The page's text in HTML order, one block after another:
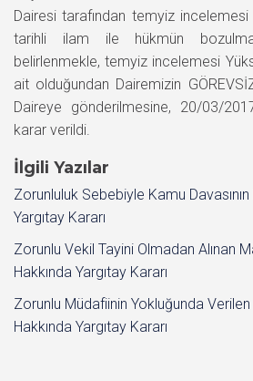
Dairesi tarafından temyiz
tarihli ilam ile hükmün
belirlenmekle, temyiz incelemesi
ait olduğundan Dairemizin
Daireye gönderilmesine, 20/03/
karar verildi.
İlgili Yazılar
Zorunluluk Sebebiyle Kamu
Yargıtay Kararı
Zorunlu Vekil Tayini Olmadan Alınan
Hakkında Yargıtay Kararı
Zorunlu Müdafiinin Yokluğunda Verilen
Hakkında Yargıtay Kararı